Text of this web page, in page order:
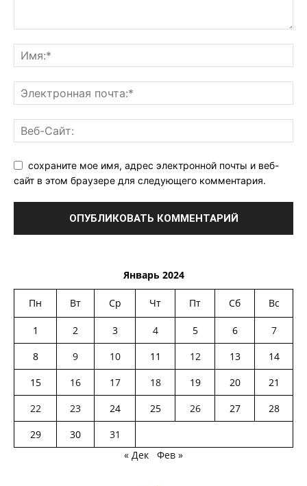
сохраните мое имя, адрес электронной почты и веб-
сайт в этом браузере для следующего комментария.
Январь 2024
Пн Вт Ср Чт Пт Сб Вс
1 2 3 4 5 6
7
8
9 10 11 12 13
14
15
16 17 18 19 20
21
22
23 24 25 26 27
28
29
30
31
« Дек
Фев »